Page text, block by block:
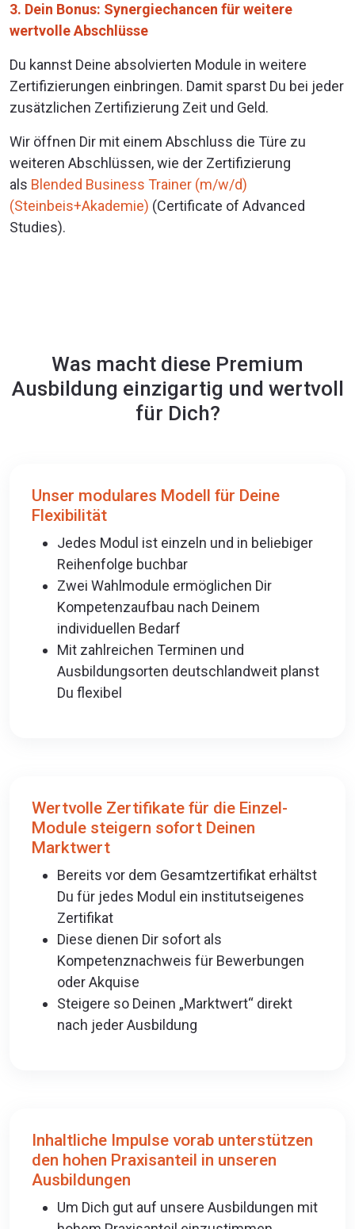
3. Dein Bonus: Synergiechancen für weitere
wertvolle Abschlüsse
Du kannst Deine absolvierten Module in weitere
Zertifizierungen einbringen. Damit sparst Du bei jeder
zusätzlichen Zertifizierung Zeit und Geld.
Wir öffnen Dir mit einem Abschluss die Türe zu
weiteren Abschlüssen, wie der Zertifizierung
als Blended Business Trainer (m/w/d)
(Steinbeis+Akademie) (Certificate of Advanced
Studies).
Was macht diese Premium
Ausbildung einzigartig und wertvoll
für Dich?
Unser modulares Modell für Deine
Flexibilität
Jedes Modul ist einzeln und in beliebiger
Reihenfolge buchbar
Zwei Wahlmodule ermöglichen Dir
Kompetenzaufbau nach Deinem
individuellen Bedarf
Mit zahlreichen Terminen und
Ausbildungsorten deutschlandweit planst
Du flexibel
Wertvolle Zertifikate für die Einzel-
Module steigern sofort Deinen
Marktwert
Bereits vor dem Gesamtzertifikat erhältst
Du für jedes Modul ein institutseigenes
Zertifikat
Diese dienen Dir sofort als
Kompetenznachweis für Bewerbungen
oder Akquise
Steigere so Deinen „Marktwert“ direkt
nach jeder Ausbildung
Inhaltliche Impulse vorab unterstützen
den hohen Praxisanteil in unseren
Ausbildungen
Um Dich gut auf unsere Ausbildungen mit